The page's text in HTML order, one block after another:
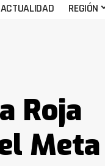
ACTUALIDAD REGIÓN
Roja
Meta